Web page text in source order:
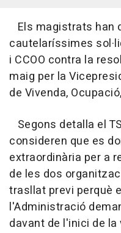
Els magistrats han
cautelaríssimes
i CCOO contra la
maig per la
de Vivenda,
Segons detalla el
consideren que es
extraordinària per a
de les dos
trasllat previ perquè
l'Administració
davant de l'inici de la